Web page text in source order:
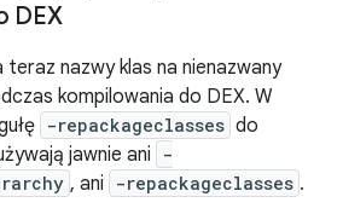
DEX
teraz nazwy klas na nienazwany
kompilowania do DEX. W
-repackageclasses do
jawnie ani
-
, ani -repackageclasses .